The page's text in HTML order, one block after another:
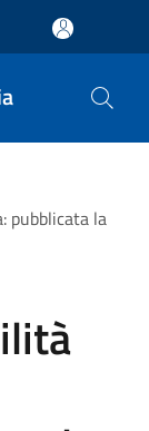
pubblicata la